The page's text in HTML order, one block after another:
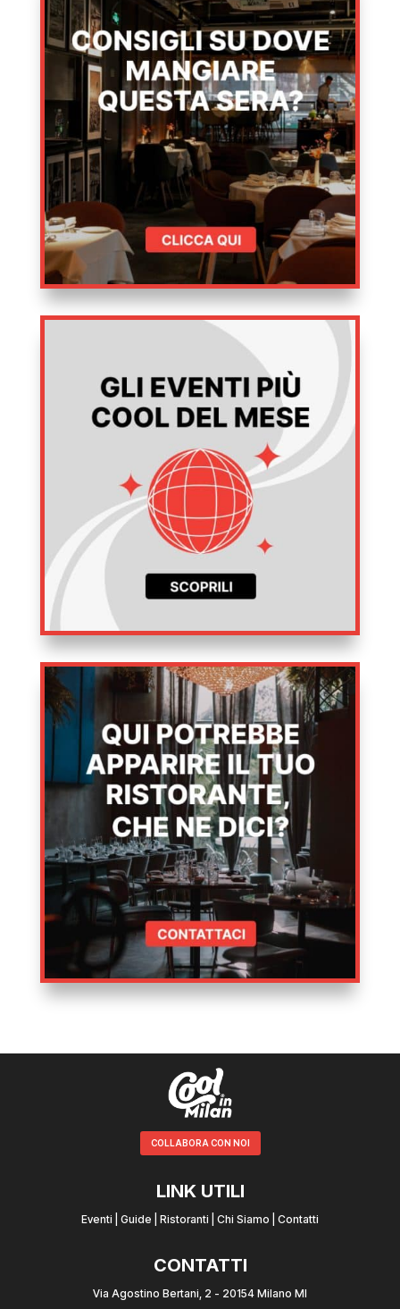
COLLABORA CON NOI
LINK UTILI
Eventi Guide Ristoranti Chi Siamo Contatti
CONTATTI
Via Agostino Bertani, 2 - 20154 Milano MI